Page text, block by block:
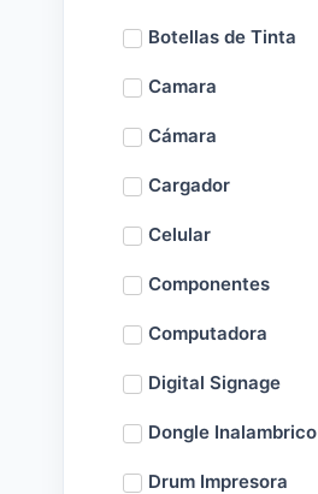
Botellas de Tinta
Camara
Cámara
Cargador
Celular
Componentes
Computadora
Digital Signage
Dongle Inalambrico
Drum Impresora